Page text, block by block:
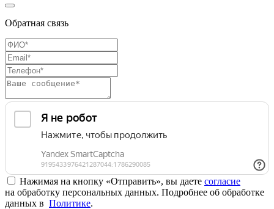
Обратная связь
Нажимая на кнопку «Отправить», вы даете согласие
на обработку персональных данных. Подробнее об обработке
данных в Политике.